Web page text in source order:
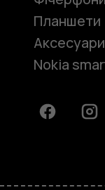
Планшети
Аксесуари
Nokia
Facebook